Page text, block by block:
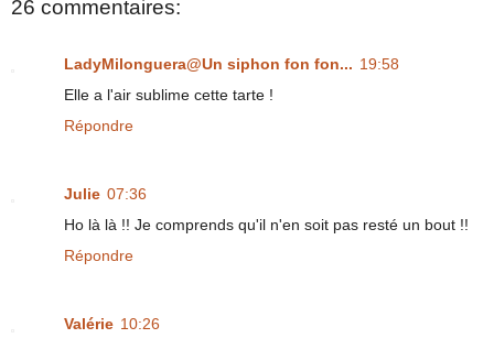
26 commentaires:
LadyMilonguera@Un siphon fon fon... 19:58
Elle a l'air sublime cette tarte !
Répondre
Julie 07:36
Ho là là !! Je comprends qu'il n'en soit pas resté un bout !!
Répondre
Valérie 10:26